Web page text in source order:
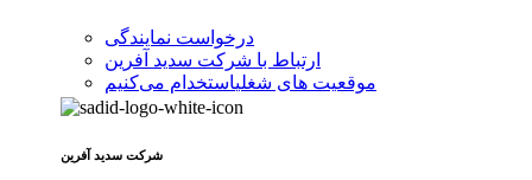
درخواست نمایندگی
ارتباط با شرکت سدید آفرین
موقعیت های شغلیاستخدام ‌می‌کنیم
شرکت سدید‌ آفرین